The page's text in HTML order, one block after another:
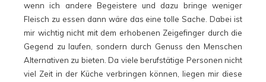
wenn ich andere Begeistere und dazu bringe weniger
Fleisch zu essen dann wäre das eine tolle Sache. Dabei ist
mir wichtig nicht mit dem erhobenen Zeigefinger durch die
Gegend zu laufen, sondern durch Genuss den Menschen
Alternativen zu bieten. Da viele berufstätige Personen nicht
viel Zeit in der Küche verbringen können, liegen mir diese